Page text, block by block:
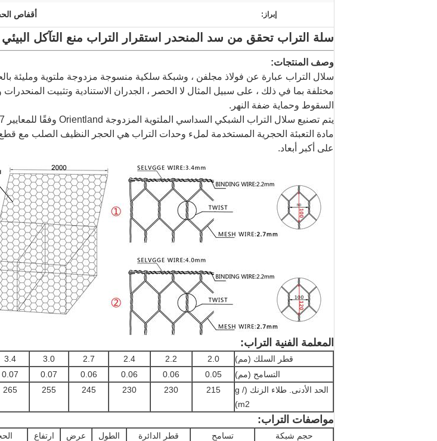
إبراز: أقفاص
سلة التراب تحقق من سد المنحدر استقرار التراب منع التآكل البيئي
وصف المنتجات:
سلال التراب عبارة عن فولاذ مجلفن ، وشبكة سلكية منسوجة مزدوجة ملتوية ومليئة
مختلفة بما في ذلك ، على سبيل المثال لا الحصر ، الجدران الاستنادية وتثبيت
السقوط وحماية ضفة النهر.
يتم تصنيع سلال التراب الشبكي السداسي الملتوية المزدوجة Orientland وفقًا للمعايير ASTMA975-97 وتفي بها.
على أكبر أبعاد.
المعلمة الفنية التراب:
قطر السلك (مم) 2.0
2.2
2.4
2.7
3.0
3.4
التسامح (مم)
0.05
0.06
0.06
0.06
0.07
0.07
الحد الأدنى. طلاء الزنك (g /
m2)
215
230
230
245
255
265
مواصفات التراب:
حجم شبكة تسامح قطر الدائرة الطول عرض ارتفاع